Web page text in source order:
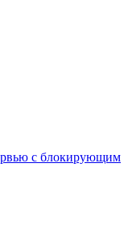
с блокирующим